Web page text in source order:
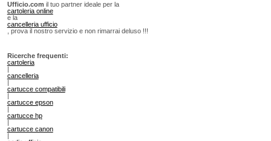
Ufficio.com il tuo partner ideale per la
cartoleria online
e la
cancelleria ufficio
, prova il nostro servizio e non rimarrai deluso !!!
Ricerche frequenti:
cartoleria
cancelleria
cartucce compatibili
cartucce epson
cartucce hp
cartucce canon